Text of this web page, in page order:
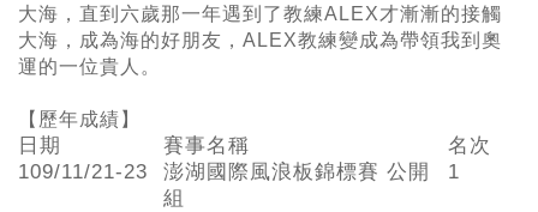
大海，直到六歲那一年遇到了教練ALEX才漸漸的接觸
大海，成為海的好朋友，ALEX教練變成為帶領我到奧
運的一位貴人。
【歷年成績】
日期 賽事名稱
名次
109/11/21-23
澎湖國際風浪板錦標賽 公開
組
1